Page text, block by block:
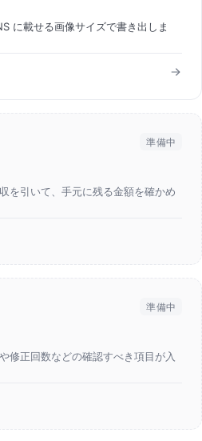
に載せる画像サイズで書き出しま
準備中
を引いて、手元に残る金額を確かめ
準備中
修正回数などの確認すべき項目が入